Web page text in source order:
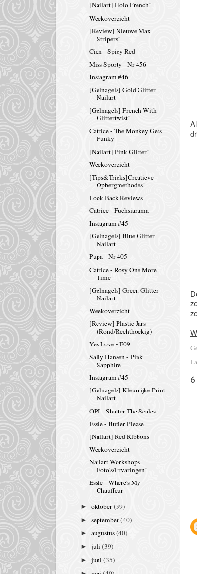
6
[Nailart] Holo French!
Weekoverzicht
[Review] Nieuwe Max
Stripers!
Cien - Spicy Red
Miss Sporty - Nr 456
Instagram #46
[Gelnagels] Gold Glitter
Nailart
[Gelnagels] French With
Glittertwist!
Catrice - The Monkey Gets
Funky
[Nailart] Pink Glitter!
Weekoverzicht
[Tips&Tricks]Creatieve
Opbergmethodes!
Look Back Reviews
Catrice - Fuchsiarama
Instagram #45
[Gelnagels] Blue Glitter
Nailart
Pupa - Nr 405
Catrice - Rosy One More
Time
[Gelnagels] Green Glitter
Nailart
Weekoverzicht
[Review] Plastic Jars
(Rond/Rechthoekig)
Yes Love - E09
Sally Hansen - Pink
Sapphire
Instagram #45
[Gelnagels] Kleurrijke Print
Nailart
OPI - Shatter The Scales
Essie - Butler Please
[Nailart] Red Ribbons
Weekoverzicht
Nailart Workshops
Foto's/Ervaringen!
Essie - Where's My
Chauffeur
►oktober(39)
►september(40)
►augustus(40)
►juli(39)
►juni(35)